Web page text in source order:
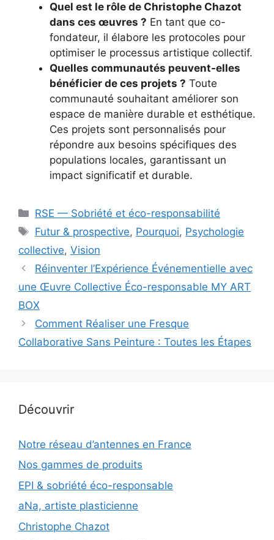
Quel est le rôle de Christophe Chazot
dans ces œuvres ? En tant que co-
fondateur, il élabore les protocoles pour
optimiser le processus artistique collectif.
Quelles communautés peuvent-elles
bénéficier de ces projets ? Toute
communauté souhaitant améliorer son
espace de manière durable et esthétique.
Ces projets sont personnalisés pour
répondre aux besoins spécifiques des
populations locales, garantissant un
impact significatif et durable.
Catégories
RSE — Sobriété et éco-responsabilité
Étiquettes
Futur & prospective, Pourquoi, Psychologie
collective, Vision
Réinventer l’Expérience Événementielle avec
une Œuvre Collective Éco-responsable MY ART
BOX
Comment Réaliser une Fresque
Collaborative Sans Peinture : Toutes les Étapes
Découvrir
Notre réseau d’antennes en France
Nos gammes de produits
EPI & sobriété éco-responsable
aNa, artiste plasticienne
Christophe Chazot